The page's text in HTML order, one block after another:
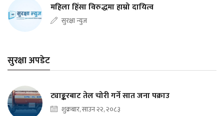
महिला हिंसा विरुद्धमा हाम्रो दायित्व
सुरक्षा न्युज
सुरक्षा अपडेट
ट्याङ्करबाट तेल चोरी गर्ने सात जना पक्राउ
शुक्रबार, साउन २२, २०८३